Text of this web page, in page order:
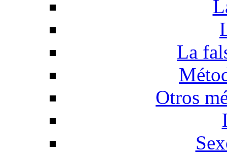
La
Otros